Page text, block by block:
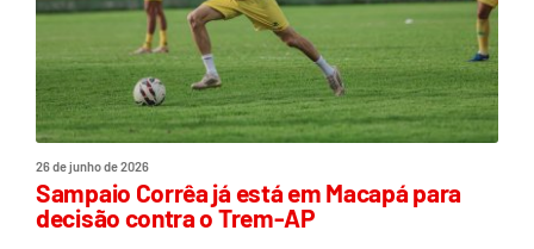
26 de junho de 2026
Sampaio Corrêa já está em Macapá para
decisão contra o Trem-AP